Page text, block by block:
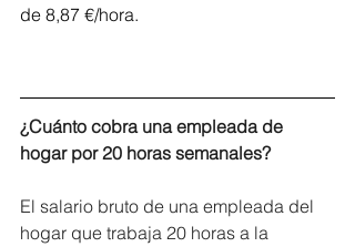
de 8,87 €/hora.
¿Cuánto cobra una empleada de
hogar por 20 horas semanales?
El salario bruto de una empleada del
hogar que trabaja 20 horas a la